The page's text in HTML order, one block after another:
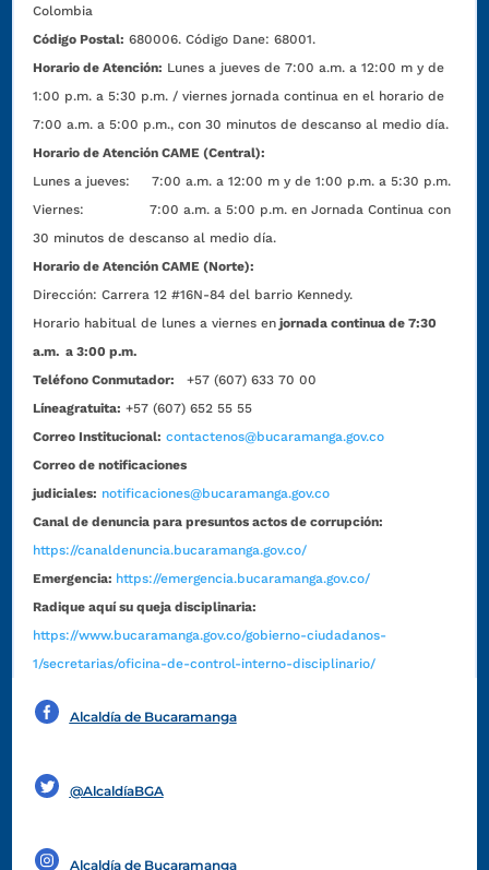
Colombia
Código Postal: 680006. Código Dane: 68001.
Horario de Atención: Lunes a jueves de 7:00 a.m. a 12:00 m y de
1:00 p.m. a 5:30 p.m. / viernes jornada continua en el horario de
7:00 a.m. a 5:00 p.m., con 30 minutos de descanso al medio día.
Horario de Atención CAME (Central):
Lunes a jueves: 7:00 a.m. a 12:00 m y de 1:00 p.m. a 5:30 p.m.
Viernes: 7:00 a.m. a 5:00 p.m. en Jornada Continua con
30 minutos de descanso al medio día.
Horario de Atención CAME (Norte):
Dirección:Carrera 12 #16N-84 del barrio Kennedy.
Horario habitual de lunes a viernes en jornada continua de 7:30
a.m. a 3:00 p.m.
Teléfono Conmutador:
+57 (607) 633 70 00
Líneagratuita: +57 (607) 652 55 55
Correo Institucional: contactenos@bucaramanga.gov.co
Correo de notificaciones
judiciales: notificaciones@bucaramanga.gov.co
Canal de denuncia para presuntos actos de corrupción:
https://canaldenuncia.bucaramanga.gov.co/
Emergencia: https://emergencia.bucaramanga.gov.co/
Radique aquí su queja disciplinaria:
https://www.bucaramanga.gov.co/gobierno-ciudadanos-
1/secretarias/oficina-de-control-interno-disciplinario/
Alcaldía de Bucaramanga
@AlcaldíaBGA
Alcaldía de Bucaramanga